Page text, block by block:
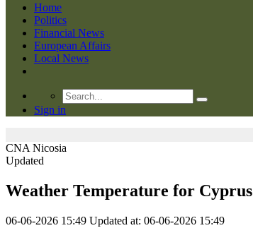
Home
Politics
Financial News
European Affairs
Local News
Sign in
CNA Nicosia
Updated
Weather Temperature for Cyprus
06-06-2026 15:49 Updated at: 06-06-2026 15:49